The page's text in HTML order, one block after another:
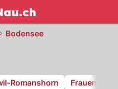
NAU.ch
Bodensee
Romanshorn Frauenfeld